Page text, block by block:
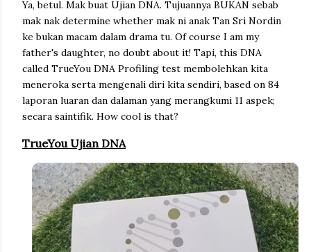
Ya, betul. Mak buat Ujian DNA. Tujuannya BUKAN sebab
mak nak determine whether mak ni anak Tan Sri Nordin
ke bukan macam dalam drama tu. Of course I am my
father's daughter, no doubt about it! Tapi, this DNA
called TrueYou DNA Profiling test membolehkan kita
meneroka serta mengenali diri kita sendiri, based on 84
laporan luaran dan dalaman yang merangkumi 11 aspek;
secara saintifik. How cool is that?
TrueYou Ujian DNA